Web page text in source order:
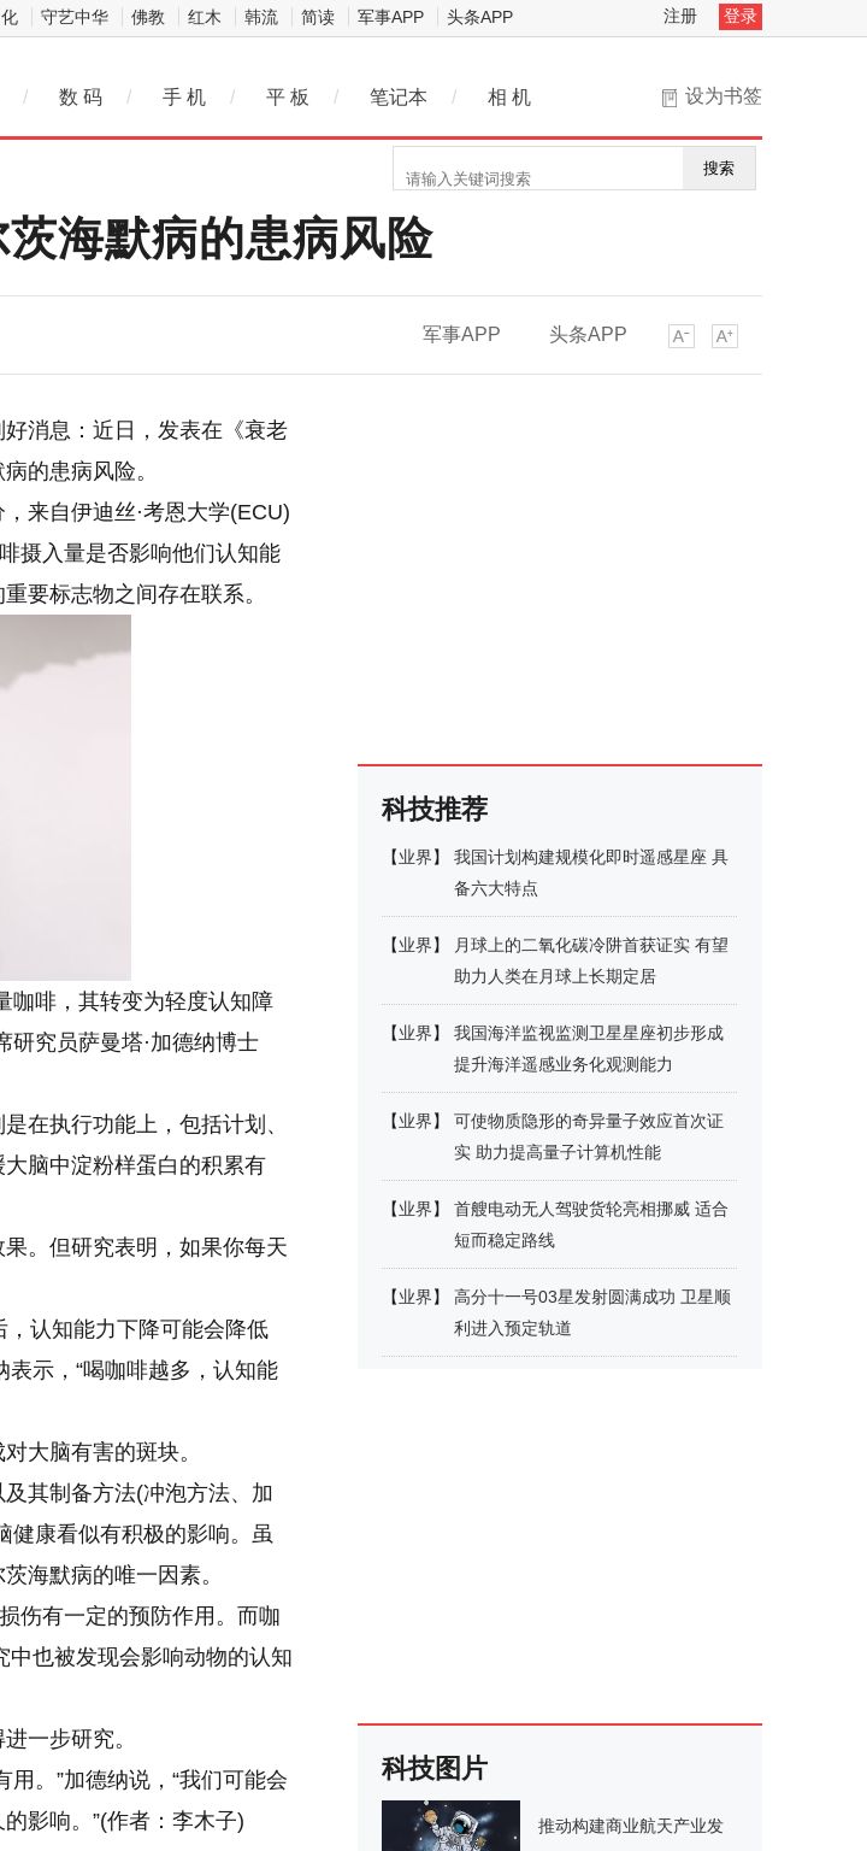
守艺中华 佛教 红木 韩流 简读 军事APP 头条APP 注册 登录
设为书签
/ 数 码 / 手 机 / 平 板 / 笔记本 / 相 机
搜索
海默病的患病风险
军事APP 头条APP
消息：近日，发表在《衰老
的患病风险。
来自伊迪丝·考恩大学(ECU)
摄入量是否影响他们认知能
要标志物之间存在联系。
咖啡，其转变为轻度认知障
研究员萨曼塔·加德纳博士
在执行功能上，包括计划、
脑中淀粉样蛋白的积累有
。但研究表明，如果你每天
，认知能力下降可能会降低
示，“喝咖啡越多，认知能
大脑有害的斑块。
其制备方法(冲泡方法、加
健康看似有积极的影响。虽
海默病的唯一因素。
伤有一定的预防作用。而咖
也被发现会影响动物的认知
一步研究。
。”加德纳说，“我们可能会
影响。”(作者：李木子)
科技推荐
【业界】
我国计划构建规模化即时遥感星座 具
备六大特点
【业界】
月球上的二氧化碳冷阱首获证实 有望
助力人类在月球上长期定居
【业界】
我国海洋监视监测卫星星座初步形成
提升海洋遥感业务化观测能力
【业界】
可使物质隐形的奇异量子效应首次证
实 助力提高量子计算机性能
【业界】
首艘电动无人驾驶货轮亮相挪威 适合
短而稳定路线
【业界】
高分十一号03星发射圆满成功 卫星顺
利进入预定轨道
科技图片
推动构建商业航天产业发